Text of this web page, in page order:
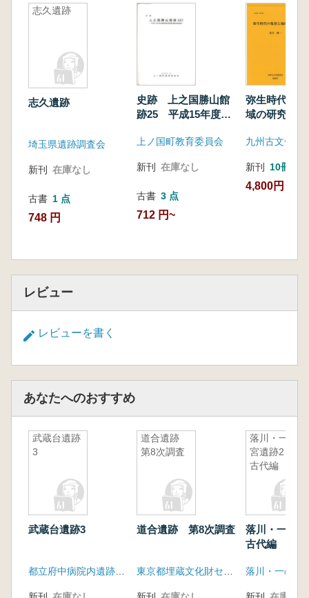
志久遺跡
志久遺跡
埼玉県遺跡調査会
新刊 在庫なし
古書 1 点
748 円
史跡 上之国勝山館
跡25 平成15年度発
概報
上ノ国町教育委員会
新刊 在庫なし
古書 3 点
712 円~
弥生時代の
域の研究
九州古文化研
新刊 10冊以上
4,800円
レビュー
レビューを書く
あなたへのおすすめ
武蔵台遺跡
3
武蔵台遺跡3
都立府中病院内遺跡調査会
道合遺跡
第8次調査
道合遺跡 第8次調査
東京都埋蔵文化財センター
落川・一の
宮遺跡2
古代編
落川・一の
古代編